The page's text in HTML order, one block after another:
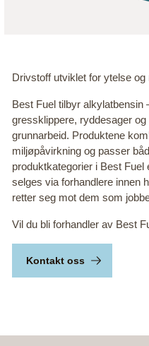
Drivstoff utviklet for ytelse og
Best Fuel tilbyr alkylatbensin
gressklippere, ryddesager
grunnarbeid. Produktene
miljøpåvirkning og passer
produktkategorier i Best
selges via forhandlere innen
retter seg mot dem som
Vil du bli forhandler av Best
Kontakt oss